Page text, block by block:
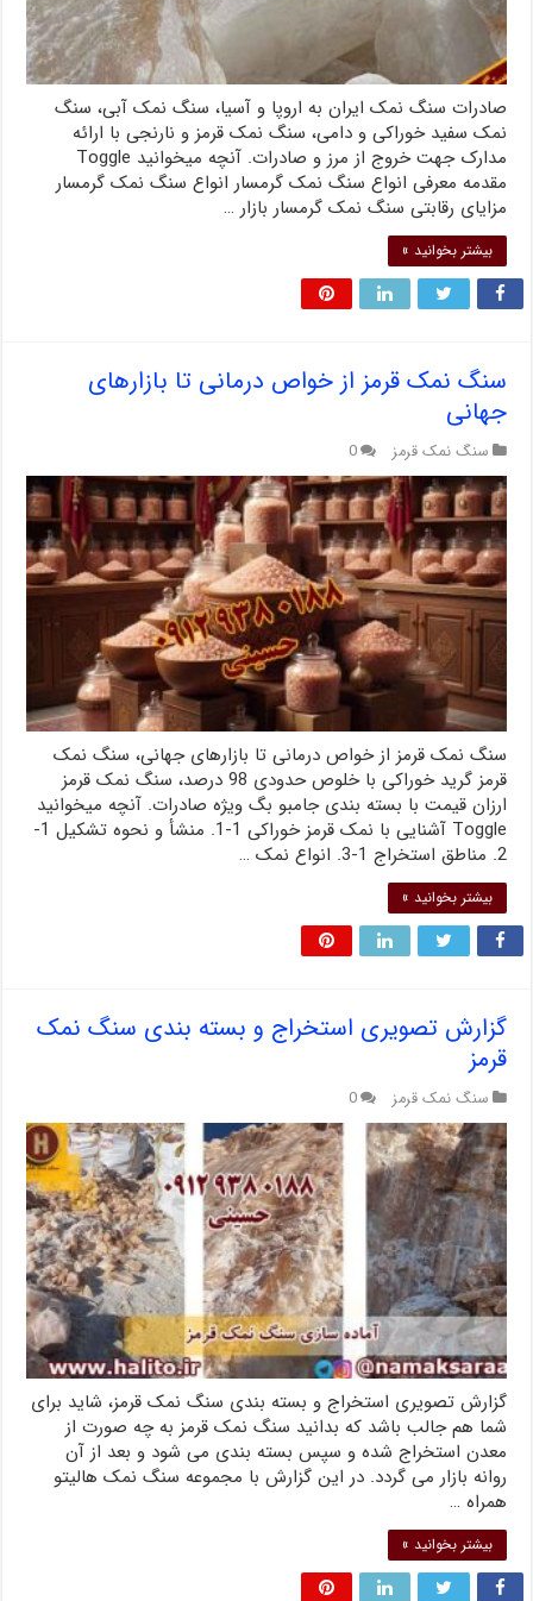
صادرات سنگ نمک ایران به اروپا و آسیا، سنگ نمک آبی، سنگ
نمک سفید خوراکی و دامی، سنگ نمک قرمز و نارنجی با ارائه
مدارک جهت خروج از مرز و صادرات. آنچه میخوانید Toggle
مقدمه معرفی انواع سنگ نمک گرمسار انواع سنگ نمک گرمسار
مزایای رقابتی سنگ نمک گرمسار بازار …
بیشتر بخوانید »
سنگ نمک قرمز از خواص درمانی تا بازارهای
جهانی
سنگ نمک قرمز 0
سنگ نمک قرمز از خواص درمانی تا بازارهای جهانی، سنگ نمک
قرمز گرید خوراکی با خلوص حدودی 98 درصد، سنگ نمک قرمز
ارزان قیمت با بسته بندی جامبو بگ ویژه صادرات. آنچه میخوانید
Toggle آشنایی با نمک قرمز خوراکی 1-1. منشأ و نحوه تشکیل 1-
2. مناطق استخراج 1-3. انواع نمک …
بیشتر بخوانید »
گزارش تصویری استخراج و بسته بندی سنگ نمک
قرمز
سنگ نمک قرمز 0
گزارش تصویری استخراج و بسته بندی سنگ نمک قرمز، شاید برای
شما هم جالب باشد که بدانید سنگ نمک قرمز به چه صورت از
معدن استخراج شده و سپس بسته بندی می شود و بعد از آن
روانه بازار می گردد. در این گزارش با مجموعه سنگ نمک هالیتو
همراه …
بیشتر بخوانید »